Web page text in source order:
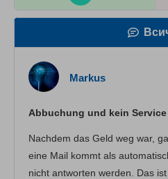
Markus
Abbuchung und kein Service
Nachdem das Geld weg war,
eine Mail kommt als
nicht antworten werden. Das